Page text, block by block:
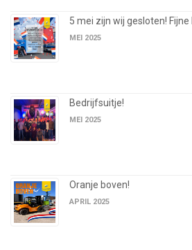
5 mei zijn wij gesloten!
MEI 2025
Bedrijfsuitje!
MEI 2025
Oranje boven!
APRIL 2025